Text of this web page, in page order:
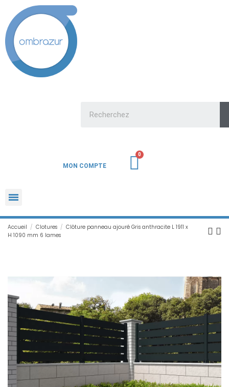
MON COMPTE
Accueil Clotures
Clôture panneau ajouré Gris anthracite L 1911 x
H 1090 mm 6 lames